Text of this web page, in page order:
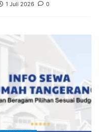
1 Juli 2026
0